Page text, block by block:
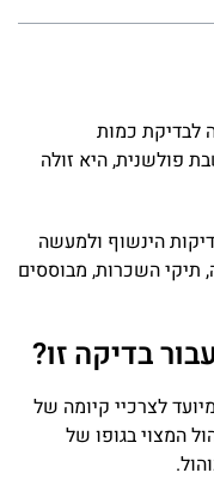
לבדיקת כמות
פולשנית, היא זולה
הינשוף ולמעשה
תיקי השכרות, מבוססים
בדיקה זו?
לצרכיי קיומה של
המצוי בגופו של